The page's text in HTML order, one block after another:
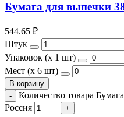
Бумага для выпечки
544.65 ₽
Штук
Упаковок (x 1 шт)
Мест (x 6 шт)
В корзину
Количество товара
Россия